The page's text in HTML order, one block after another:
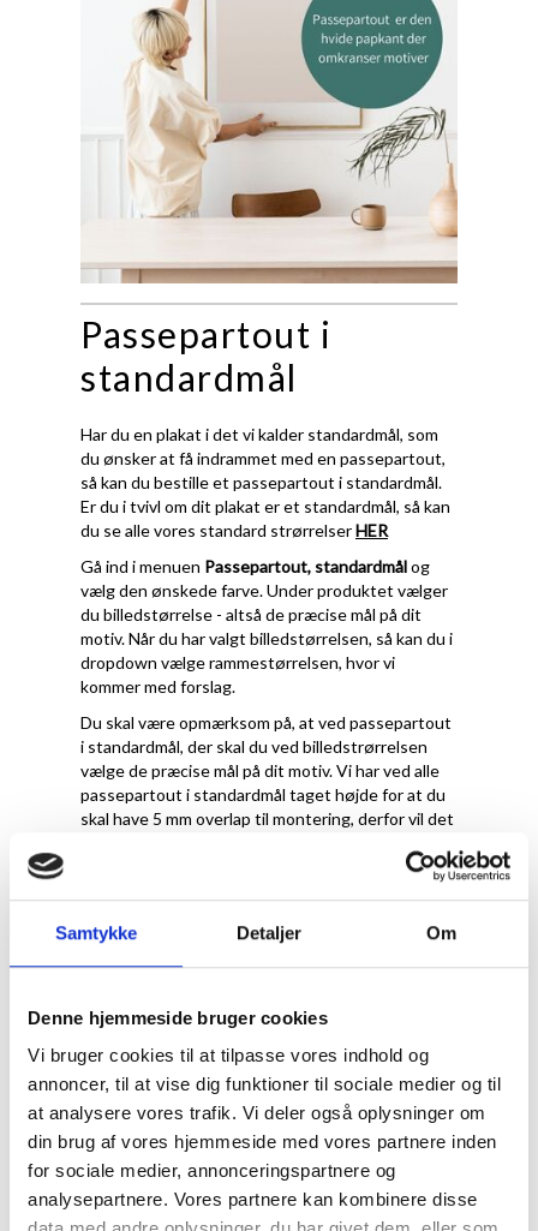
Samtykke Detaljer Om
Denne hjemmeside bruger cookies
Vi bruger cookies til at tilpasse vores indhold og
annoncer, til at vise dig funktioner til sociale medier og til
at analysere vores trafik. Vi deler også oplysninger om
din brug af vores hjemmeside med vores partnere inden
for sociale medier, annonceringspartnere og
analysepartnere. Vores partnere kan kombinere disse
Passepartout i
standardmål
Har du en plakat i det vi kalder standardmål, som
du ønsker at få indrammet med en passepartout,
så kan du bestille et passepartout i standardmål.
Er du i tvivl om dit plakat er et standardmål, så kan
du se alle vores standard strørrelserHER
Gå ind i menuen Passepartout, standardmålog
vælg den ønskede farve. Under produktet vælger
du billedstørrelse - altså de præcise mål på dit
motiv. Når du har valgt billedstørrelsen, så kan du i
dropdown vælge rammestørrelsen, hvor vi
kommer med forslag.
Du skal være opmærksom på, at ved passepartout
i standardmål, der skal du ved billedstrørrelsen
vælge de præcise mål på dit motiv. Vi har ved alle
passepartout i standardmål taget højde for at du
skal have 5 mm overlap til montering, derfor vil det
Hvilken farve